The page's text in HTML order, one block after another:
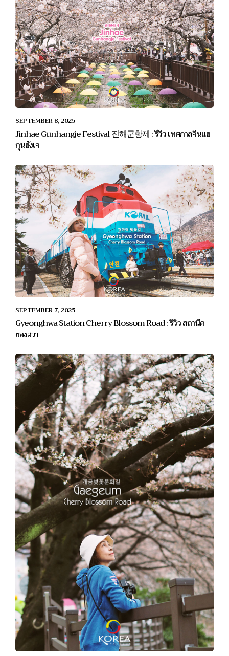
SEPTEMBER 8, 2025
Jinhae Gunhangje Festival 진해군항제 : รีวิว เทศกาลจินแฮ
กุนฮังเจ
SEPTEMBER 7, 2025
Gyeonghwa Station Cherry Blossom Road : รีวิว สถานีค
ยองฮวา